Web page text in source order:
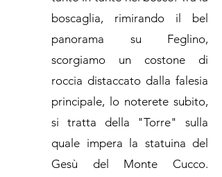
boscaglia, rimirando il bel
panorama su Feglino,
scorgiamo un costone di
roccia distaccato dalla falesia
principale, lo noterete subito,
si tratta della "Torre" sulla
quale impera la statuina del
Gesù del Monte Cucco.